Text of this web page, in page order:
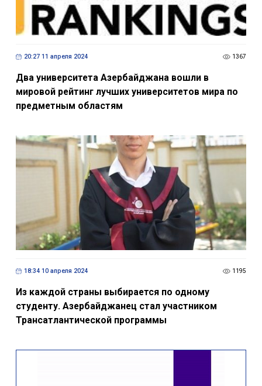
20:27 11 апреля 2024 1367
Два университета Азербайджана вошли в
мировой рейтинг лучших университетов мира по
предметным областям
18:34 10 апреля 2024 1195
Из каждой страны выбирается по одному
студенту. Азербайджанец стал участником
Трансатлантической программы